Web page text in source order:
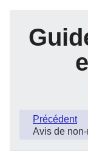
Précédent
Avis de